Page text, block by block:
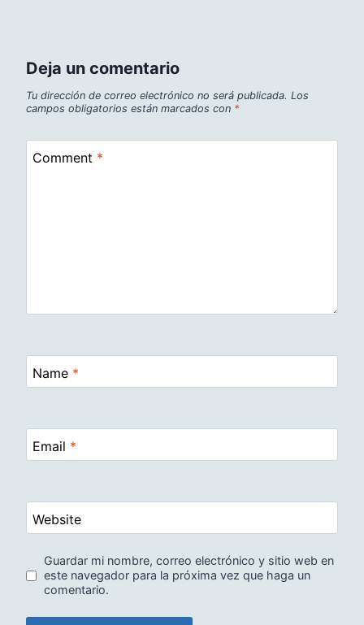
Deja un comentario
Tu dirección de correo electrónico no será publicada. Los
campos obligatorios están marcados con *
Comment *
Name *
Email *
Website
Guardar mi nombre, correo electrónico y sitio web en
este navegador para la próxima vez que haga un
comentario.